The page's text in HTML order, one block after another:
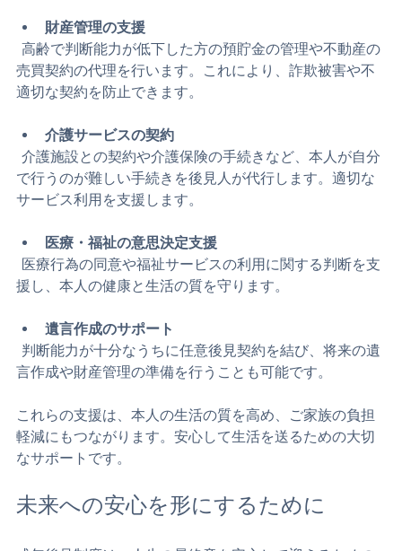
します。
財産管理の支援
  高齢で判断能力が低下した方の預貯金の管理や不動産の
適切な契約を防止できます。
介護サービスの契約
  介護施設との契約や介護保険の手続きなど、本人が自分
サービス利用を支援します。
医療・福祉の意思決定支援
援し、本人の健康と生活の質を守ります。
遺言作成のサポート
言作成や財産管理の準備を行うことも可能です。
これらの支援は、本人の生活の質を高め、ご家族の負担
なサポートです。
未来への安心を形にするために